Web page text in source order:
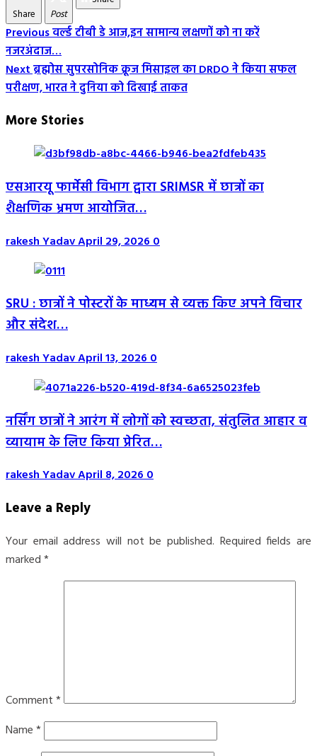
Share Post
Post
Navigation
Previousवर्ल्ड टीबी डे आज,इन सामान्य लक्षणों को ना करें
नजरअंदाज…
Nextब्रह्मोस सुपरसोनिक क्रूज मिसाइल का DRDO ने किया सफल
परीक्षण, भारत ने दुनिया को दिखाई ताकत
More Stories
एसआरयू फार्मेसी विभाग द्वारा SRIMSR में छात्रों का
शैक्षणिक भ्रमण आयोजित…
rakesh YadavApril 29, 20260
SRU : छात्रों ने पोस्टरों के माध्यम से व्यक्त किए अपने विचार
और संदेश…
rakesh YadavApril 13, 20260
नर्सिंग छात्रों ने आरंग में लोगों को स्वच्छता, संतुलित आहार व
व्यायाम के लिए किया प्रेरित…
rakesh YadavApril 8, 20260
Leave a Reply
Your email address will not be published. Required fields are
marked*
Comment*
Name*